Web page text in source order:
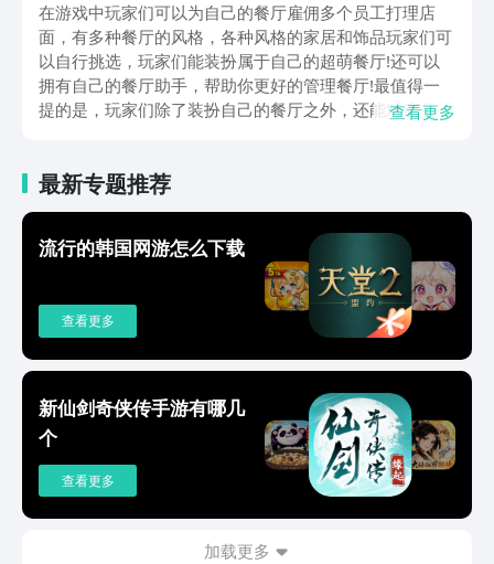
在游戏中玩家们可以为自己的餐厅雇佣多个员工打理店
面，有多种餐厅的风格，各种风格的家居和饰品玩家们可
以自行挑选，玩家们能装扮属于自己的超萌餐厅!还可以
拥有自己的餐厅助手，帮助你更好的管理餐厅!最值得一
提的是，玩家们除了装扮自己的餐厅之外，还能对店员进
有特色的是，餐厅萌物语游戏中除了日常的经营之外还解
锁了外卖系统与转生系统。当玩家们的餐厅达到一定的等
级之后，就能够选择转生。游戏中从顾客那儿获得的金币
小费可以给店员进行升级，让他们的服务能力更强、让餐
厅变得更好，形成一个良性循环。玩家们能够积累金币和
钻石去换取自己喜欢的服饰，也可以将多余的服装出售。
游戏中的人物主角都十分可爱，萌力四射!游戏还有着超
经营类游戏的玩家和喜欢换装类游戏的玩家们!各式各样
的主题，乐趣多多!各大神秘事件等着你来探索~而且在游
戏中还能够结识好友与他们进行亲密的互动哦~游戏的操
作也十分简单，轻轻松松就能够经营餐厅、烹饪美食、管
理员工，在餐厅所有的大小事都是由你来决定的!有关餐
厅萌物语下载网站的介绍今天就到这里了，大家点击链接
就能够下载游戏进游戏经营自己的萌餐厅了!希望小编今
天带来的这篇餐厅萌物语下载网站可以给大家带来帮助~
查看更多
最新专题推荐
流行的韩国网游怎么下载
查看更多
新仙剑奇侠传手游有哪几
个
查看更多
加载更多